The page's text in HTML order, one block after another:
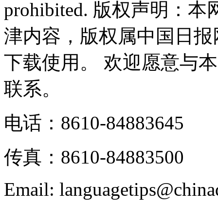
prohibited. 版权声明：
津内容，版权属中国日
下载使用。 欢迎愿意与
联系。
电话：8610-84883645
传真：8610-84883500
Email: